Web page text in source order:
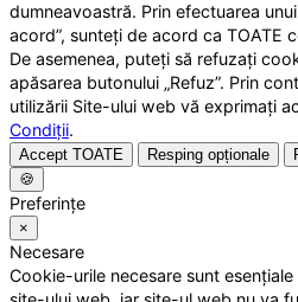
dumneavoastră. Prin efectuarea
acord”, sunteți de acord ca TOATE
De asemenea, puteți să refuzați
apăsarea butonului „Refuz”. Prin
utilizării Site-ului web vă exprimați
Condiții.
Accept TOATE Resping opționale
🍪
Preferințe
×
Necesare
Cookie-urile necesare sunt